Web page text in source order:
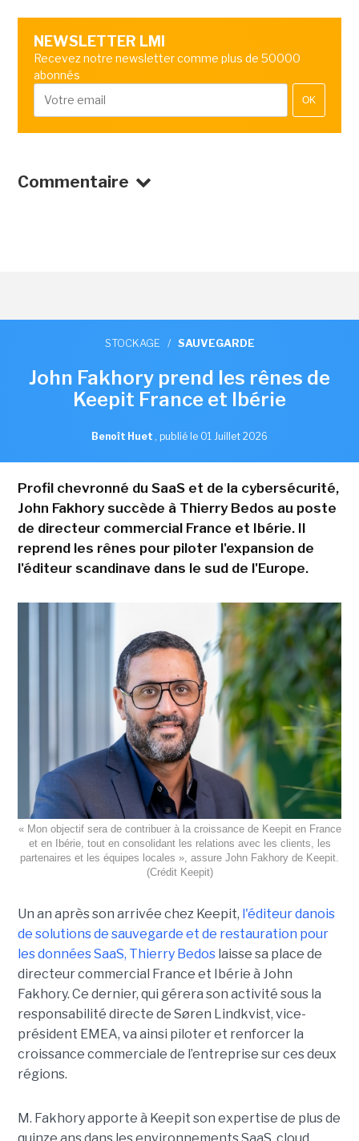
NEWSLETTER LMI
Recevez notre newsletter comme plus de 50000
abonnés
OK
Commentaire
STOCKAGE / SAUVEGARDE
John Fakhory prend les rênes de
Keepit France et Ibérie
Benoît Huet , publié le 01 Juillet 2026
Profil chevronné du SaaS et de la cybersécurité,
John Fakhory succède à Thierry Bedos au poste
de directeur commercial France et Ibérie. Il
reprend les rênes pour piloter l'expansion de
l'éditeur scandinave dans le sud de l'Europe.
« Mon objectif sera de contribuer à la croissance de Keepit en France
et en Ibérie, tout en consolidant les relations avec les clients, les
partenaires et les équipes locales », assure John Fakhory de Keepit.
(Crédit Keepit)
Un an après son arrivée chez Keepit, l'éditeur danois
de solutions de sauvegarde et de restauration pour
les données SaaS, Thierry Bedos laisse sa place de
directeur commercial France et Ibérie à John
Fakhory. Ce dernier, qui gérera son activité sous la
responsabilité directe de Søren Lindkvist, vice-
président EMEA, va ainsi piloter et renforcer la
croissance commerciale de l’entreprise sur ces deux
régions.
M. Fakhory apporte à Keepit son expertise de plus de